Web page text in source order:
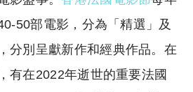
50部電影，分為「精選」及
分別呈獻新作和經典作品。在
有在2022年逝世的重要法國